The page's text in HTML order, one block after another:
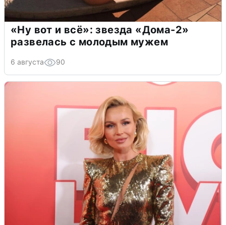
«Ну вот и всё»: звезда «Дома-2»
развелась с молодым мужем
6 августа 90